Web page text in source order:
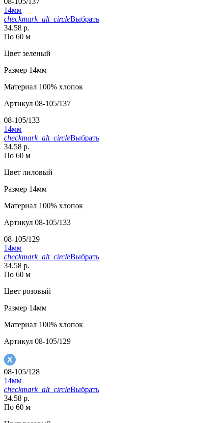
14мм
checkmark_alt_circleВыбрать
34.58 р.
По 60 м
Цвет зеленый
Размер 14мм
Материал 100% хлопок
Артикул 08-105/137
08-105/133
14мм
checkmark_alt_circleВыбрать
34.58 р.
По 60 м
Цвет лиловый
Размер 14мм
Материал 100% хлопок
Артикул 08-105/133
08-105/129
14мм
checkmark_alt_circleВыбрать
34.58 р.
По 60 м
Цвет розовый
Размер 14мм
Материал 100% хлопок
Артикул 08-105/129
08-105/128
14мм
checkmark_alt_circleВыбрать
34.58 р.
По 60 м